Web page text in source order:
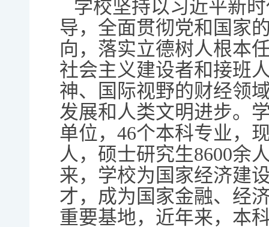
学校坚持以习近平新
导，全面贯彻党和国家
向，落实立德树人根本
社会主义建设者和接班
神、国际视野的财经领
发展和人类文明进步。
单位，46个本科专业，
人，硕士研究生8600余
来，学校为国家经济建
才，成为国家金融、经
重要基地，近年来，本